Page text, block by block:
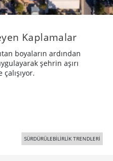
Kaplamalar
boyaların ardından
şehrin aşırı
SÜRDÜRÜLEBİLİRLİK TRENDLERİ